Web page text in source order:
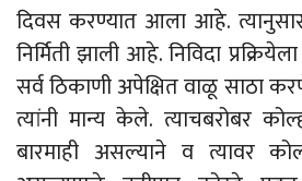
दिवस करण्यात आला आहे.
निर्मिती झाली आहे. निविदा
सर्व ठिकाणी अपेक्षित वाळू साठा
त्यांनी मान्य केले. त्याचबरोबर
बारमाही असल्याने व त्यावर